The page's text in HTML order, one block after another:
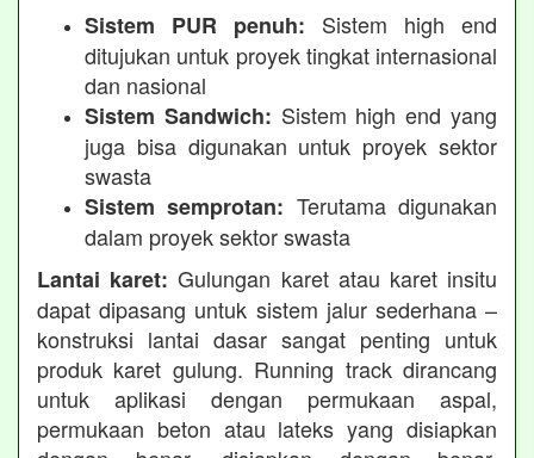
Sistem PUR penuh: Sistem high end
ditujukan untuk proyek tingkat internasional
dan nasional
Sistem Sandwich: Sistem high end yang
juga bisa digunakan untuk proyek sektor
swasta
Sistem semprotan: Terutama digunakan
dalam proyek sektor swasta
Lantai karet: Gulungan karet atau karet insitu
dapat dipasang untuk sistem jalur sederhana –
konstruksi lantai dasar sangat penting untuk
produk karet gulung. Running track dirancang
untuk aplikasi dengan permukaan aspal,
permukaan beton atau lateks yang disiapkan